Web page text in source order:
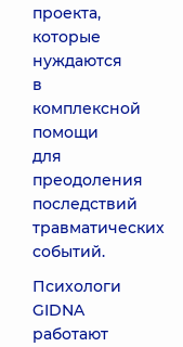
проекта,
которые
нуждаются
в
комплексной
помощи
для
преодоления
последствий
травматических
событий.
Психологи
GIDNA
работают